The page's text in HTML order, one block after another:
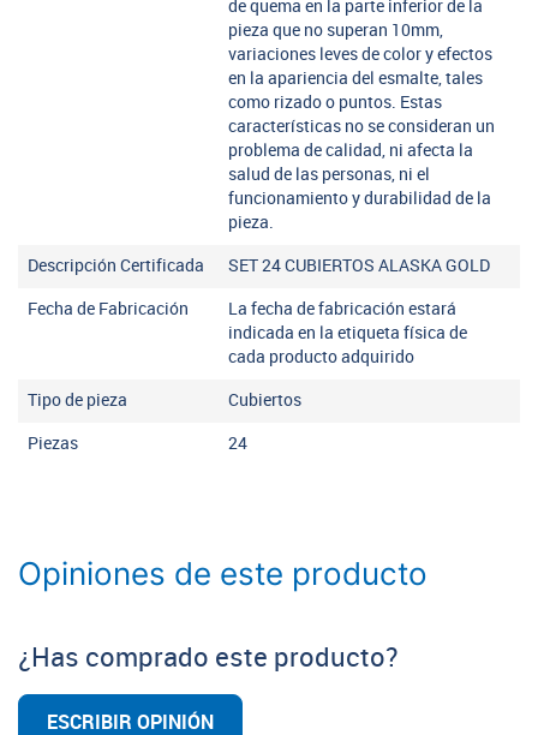
de quema en la parte inferior de la
pieza que no superan 10mm,
variaciones leves de color y efectos
en la apariencia del esmalte, tales
como rizado o puntos. Estas
características no se consideran un
problema de calidad, ni afecta la
salud de las personas, ni el
funcionamiento y durabilidad de la
pieza.
Descripción Certificada SET 24 CUBIERTOS ALASKA GOLD
Fecha de Fabricación
La fecha de fabricación estará
indicada en la etiqueta física de
cada producto adquirido
Tipo de pieza Cubiertos
Piezas 24
Opiniones de este producto
¿Has comprado este producto?
ESCRIBIR OPINIÓN